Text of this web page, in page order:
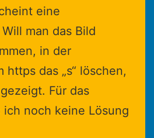
eine
man das Bild
in der
https das „s“ löschen,
Für das
noch keine Lösung